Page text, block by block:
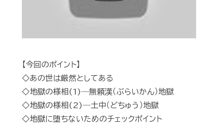
【今回のポイント】
◇あの世は厳然としてある
◇地獄の様相(1)―無頼漢（ぶらいかん）地獄
◇地獄の様相(2)―土中（どちゅう）地獄
◇地獄に堕ちないためのチェックポイント